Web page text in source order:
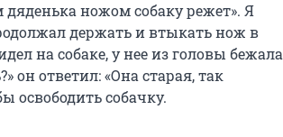
ножом собаку режет». Я
держать и втыкать нож в
на собаке, у нее из головы бежала
он ответил: «Она старая, так
освободить собачку.